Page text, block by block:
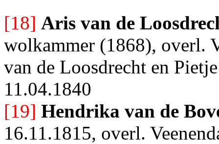
[18] Aris van de
wolkammer (1868), overl.
van de Loosdrecht en
11.04.1840
[19] Hendrika van de
16.11.1815, overl.